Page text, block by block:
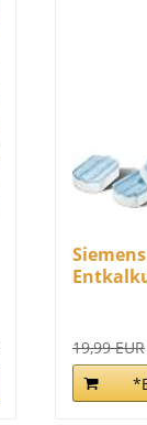
Siemens
19,99 EUR